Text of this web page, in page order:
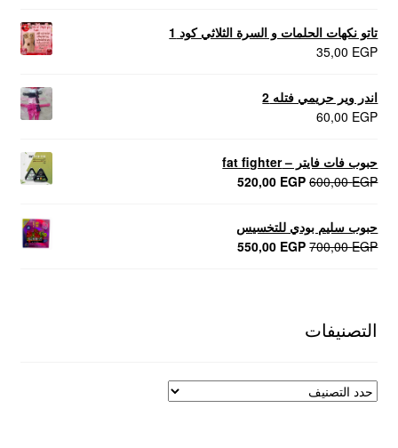
تاتو نكهات الحلمات و السرة الثلاثي كود 1
35,00 EGP
اندر وير حريمي فتله 2
60,00 EGP
حبوب فات فايتر – fat fighter
600,00EGP
السعر
600,00 EGP.
520,00 EGP
السعر
520,00 EGP.
حبوب سليم بودي للتخسيس
700,00EGP
السعر550,00 EGP
السعر
التصنيفات